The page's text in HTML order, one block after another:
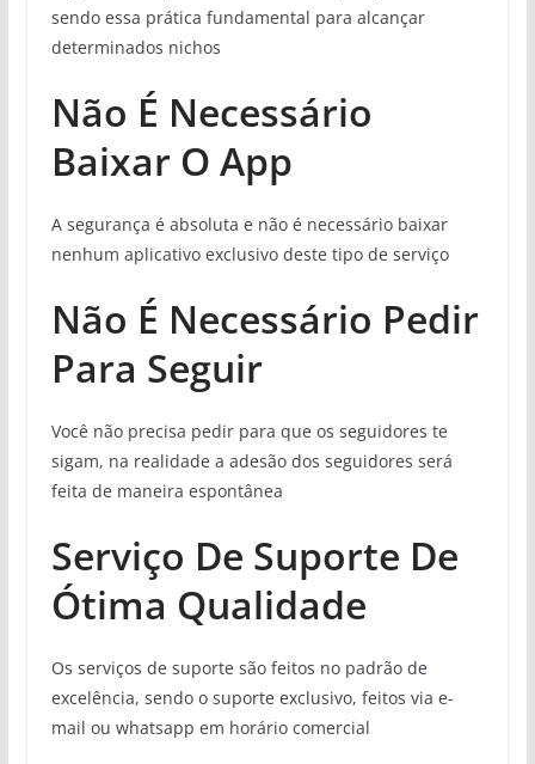
sendo essa prática fundamental para alcançar
determinados nichos
Não É Necessário
Baixar O App
A segurança é absoluta e não é necessário baixar
nenhum aplicativo exclusivo deste tipo de serviço
Não É Necessário Pedir
Para Seguir
Você não precisa pedir para que os seguidores te
sigam, na realidade a adesão dos seguidores será
feita de maneira espontânea
Serviço De Suporte De
Ótima Qualidade
Os serviços de suporte são feitos no padrão de
excelência, sendo o suporte exclusivo, feitos via e-
mail ou whatsapp em horário comercial